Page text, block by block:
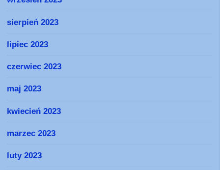
sierpień 2023
lipiec 2023
czerwiec 2023
maj 2023
kwiecień 2023
marzec 2023
luty 2023